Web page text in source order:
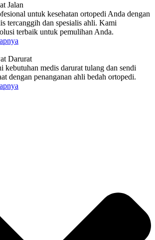
Jalan
untuk kesehatan ortopedi Anda dengan
tercanggih dan spesialis ahli. Kami
terbaik untuk pemulihan Anda.
Darurat
kebutuhan medis darurat tulang dan sendi
dengan penanganan ahli bedah ortopedi.